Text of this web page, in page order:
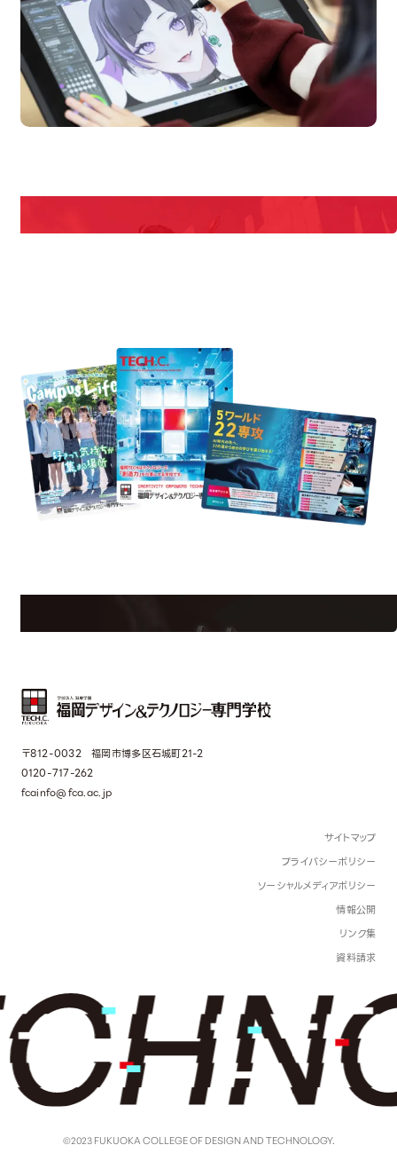
Campus
Information
〒812-0032 福岡市博多区石城町21-2
0120-717-262
fcainfo@fca.ac.jp
サイトマップ
プライバシーポリシー
ソーシャルメディアポリシー
情報公開
リンク集
資料請求
©2023 FUKUOKA COLLEGE OF DESIGN AND TECHNOLOGY.